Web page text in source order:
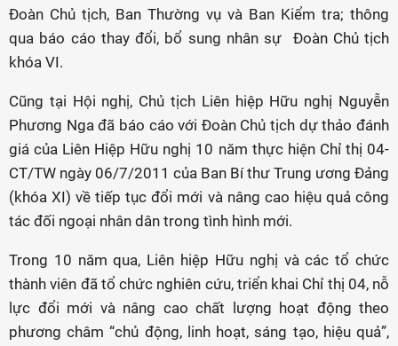
Đoàn Chủ tịch, Ban Thường vụ và Ban Kiểm tra; thông
qua báo cáo thay đổi, bổ sung nhân sự Đoàn Chủ tịch
khóa VI.
Cũng tại Hội nghị, Chủ tịch Liên hiệp Hữu nghị Nguyễn
Phương Nga đã báo cáo với Đoàn Chủ tịch dự thảo đánh
giá của Liên Hiệp Hữu nghị 10 năm thực hiện Chỉ thị 04-
CT/TW ngày 06/7/2011 của Ban Bí thư Trung ương Đảng
(khóa XI) về tiếp tục đổi mới và nâng cao hiệu quả công
tác đối ngoại nhân dân trong tình hình mới.
Trong 10 năm qua, Liên hiệp Hữu nghị và các tổ chức
thành viên đã tổ chức nghiên cứu, triển khai Chỉ thị 04, nỗ
lực đổi mới và nâng cao chất lượng hoạt động theo
phương châm “chủ động, linh hoạt, sáng tạo, hiệu quả”,